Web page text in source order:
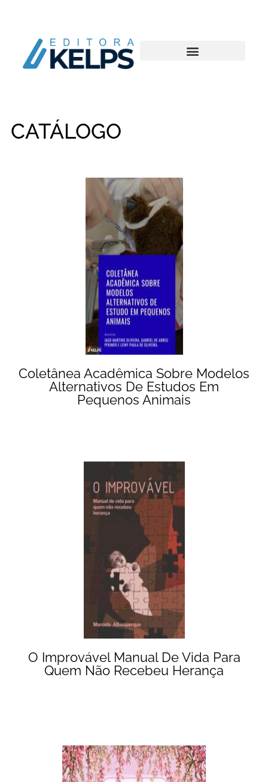
CATÁLOGO
Coletânea Acadêmica Sobre Modelos
Alternativos De Estudos Em
Pequenos Animais
O Improvável Manual De Vida Para
Quem Não Recebeu Herança